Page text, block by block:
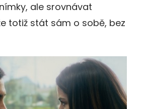
ale srovnávat
totiž stát sám o sobě, bez